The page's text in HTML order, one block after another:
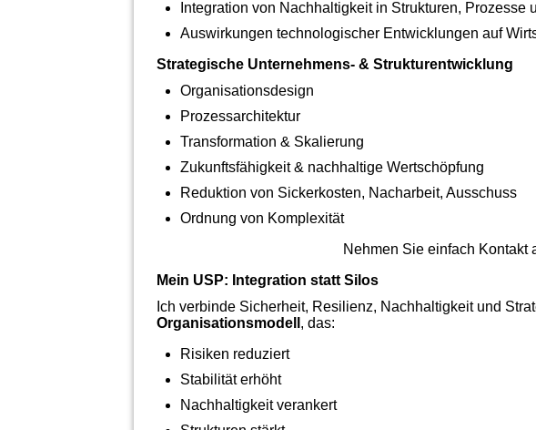
Integration von Nachhaltigkeit in Strukturen, Prozesse
Auswirkungen technologischer Entwicklungen auf
Strategische Unternehmens‑ & Strukturentwicklung
Organisationsdesign
Prozessarchitektur
Transformation & Skalierung
Zukunftsfähigkeit & nachhaltige Wertschöpfung
Reduktion von Sickerkosten, Nacharbeit, Ausschuss
Ordnung von Komplexität
Nehmen Sie einfach Kontakt
Mein USP: Integration statt Silos
Ich verbinde Sicherheit, Resilienz, Nachhaltigkeit und
Organisationsmodell , das:
Risiken reduziert
Stabilität erhöht
Nachhaltigkeit verankert